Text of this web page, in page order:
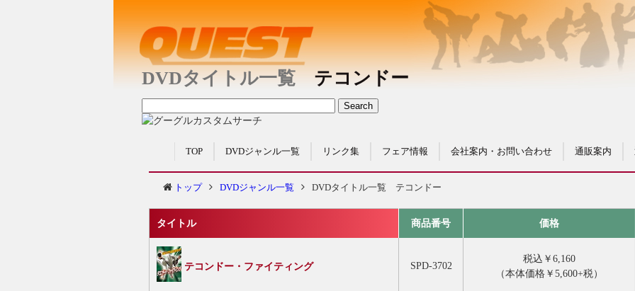
DVDタイトル一覧テコンドー
TOP DVDジャンル一覧 リンク集 フェア情報 会社案内・お問い合わせ 通販案内
トップ DVDジャンル一覧 DVDタイトル一覧 テコンドー
タイトル 商品番号 価格
テコンドー・ファイティング SPD-3702
税込￥6,160
（本体価格￥5,600+税）